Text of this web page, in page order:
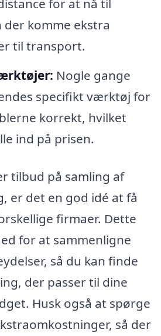
for at nå til
komme ekstra
til transport.
Nogle gange
specifikt værktøj for
korrekt, hvilket
ind på prisen.
tilbud på samling af
er det en god idé at få
firmaer. Dette
for at sammenligne
så du kan finde
der passer til dine
Husk også at spørge
så der